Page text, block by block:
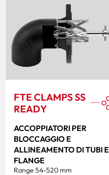
FTE CLAMPS SS
READY
ACCOPPIATORI PER
BLOCCAGGIO E
ALLINEAMENTO DI TUBI E
FLANGE
Range 54-520 mm